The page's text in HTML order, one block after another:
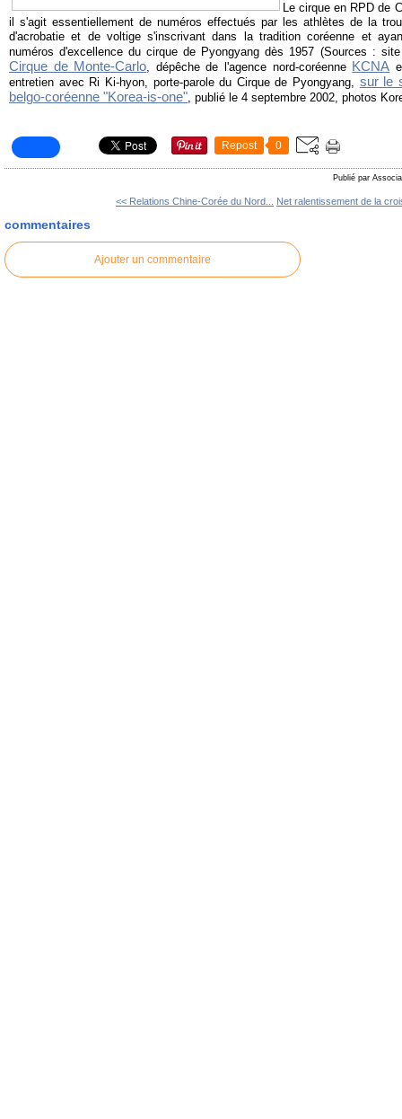
Le cirque en RPD de
il s'agit essentiellement de numéros effectués par les athlètes de la
d'acrobatie et de voltige s'inscrivant dans la tradition coréenne et
numéros d'excellence du cirque de Pyongyang dès 1957 (Sources :
Cirque de Monte-Carlo, dépêche de l'agence nord-coréenne KCNA
entretien avec Ri Ki-hyon, porte-parole du Cirque de Pyongyang, sur le
belgo-coréenne "Korea-is-one", publié le 4 septembre 2002, photos
Repost 0
Publié par
<< Relations Chine-Corée du Nord... Net ralentissement de la
commentaires
Ajouter un commentaire